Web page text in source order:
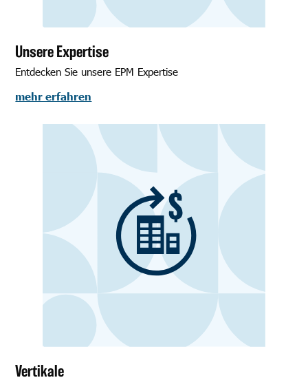
Unsere Expertise
Entdecken Sie unsere EPM Expertise
mehr erfahren
Vertikale